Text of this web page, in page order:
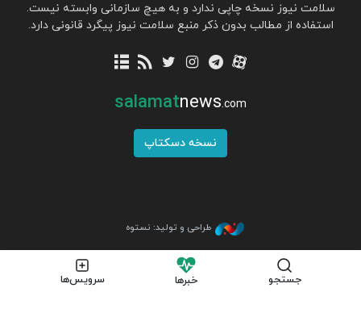
جستجو خبرها سرویس‌ها
سلامت نیوز نسخه چاپی ندارد و به هیچ سازمانی وابسته نیست.
استفاده از مطالب بدون ذکر منبع سلامت نیوز پیگرد قانونی دارد.
salamatnews.com
نسخه دسکتاپ
طراحی و تولید: نستوه